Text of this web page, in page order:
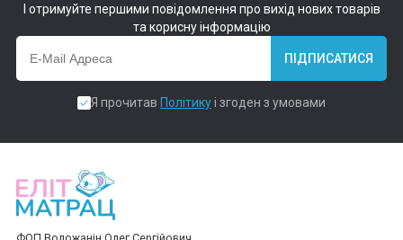
І отримуйте першими повідомлення про вихід нових товарів
та корисну інформацію
ПІДПИСАТИСЯ
Я прочитав Політикуі згоден з умовами